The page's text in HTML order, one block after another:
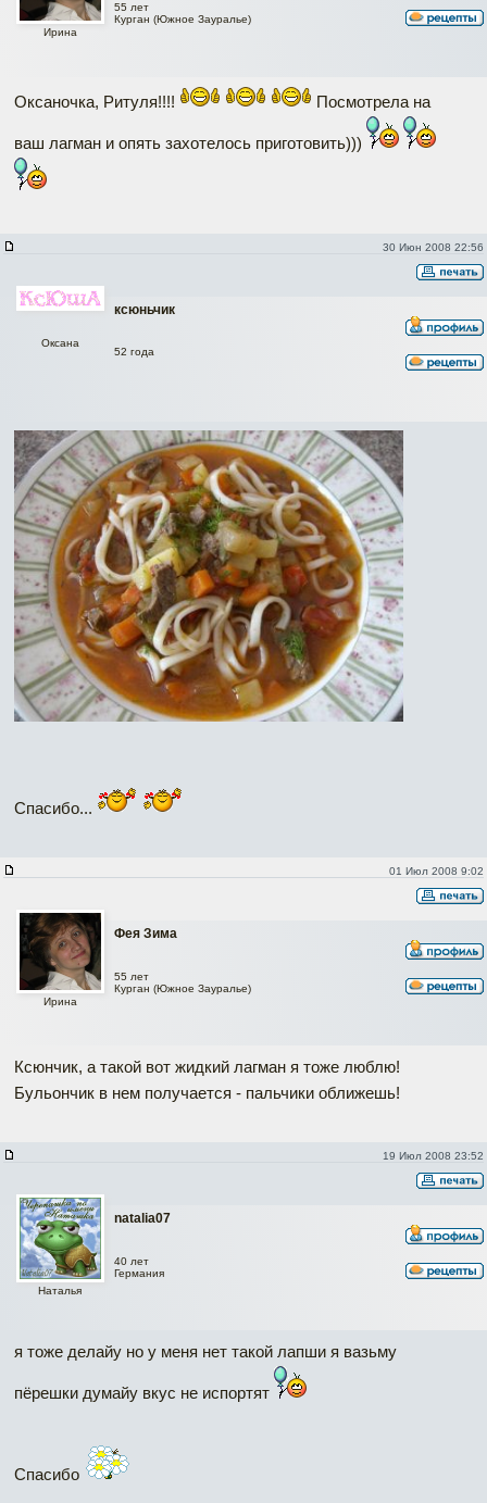
Ирина
55 лет
Курган (Южное Зауралье)
Оксаночка, Ритуля!!!! Посмотрела на
ваш лагман и опять захотелось приготовить)))
30 Июн 2008 22:56
ксюньчик
Оксана
52 года
Спасибо...
01 Июл 2008 9:02
Фея Зима
Ирина
55 лет
Курган (Южное Зауралье)
Ксюнчик, а такой вот жидкий лагман я тоже люблю!
Бульончик в нем получается - пальчики оближешь!
19 Июл 2008 23:52
natalia07
Наталья
40 лет
Германия
я тоже делайу но у меня нет такой лапши я вазьму
пёрешки думайу вкус не испортят
Спасибо